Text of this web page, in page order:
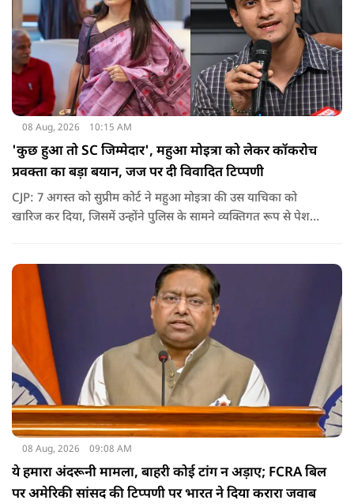
08 Aug, 2026 10:15 AM
'कुछ हुआ तो SC जिम्मेदार', महुआ मोइत्रा को लेकर कॉकरोच
प्रवक्ता का बड़ा बयान, जज पर दी विवादित टिप्पणी
CJP: 7 अगस्त को सुप्रीम कोर्ट ने महुआ मोइत्रा की उस याचिका को
खारिज कर दिया, जिसमें उन्होंने पुलिस के सामने व्यक्तिगत रूप से पेश
केंद्र बन गई है.
08 Aug, 2026 09:08 AM
ये हमारा अंदरूनी मामला, बाहरी कोई टांग न अड़ाए; FCRA बिल
पर अमेरिकी सांसद की टिप्पणी पर भारत ने दिया करारा जवाब